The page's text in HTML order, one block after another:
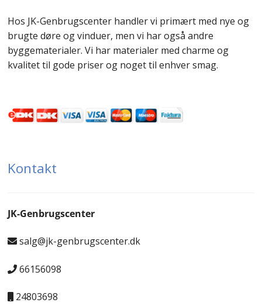
Hos JK-Genbrugscenter handler vi primært med nye og
brugte døre og vinduer, men vi har også andre
byggematerialer. Vi har materialer med charme og
kvalitet til gode priser og noget til enhver smag.
Kontakt
JK-Genbrugscenter
salg@jk-genbrugscenter.dk
66156098
24803698